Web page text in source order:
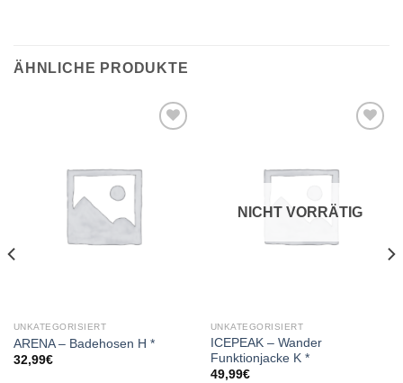
ÄHNLICHE PRODUKTE
UNKATEGORISIERT
ARENA – Badehosen H *
32,99€
NICHT VORRÄTIG
UNKATEGORISIERT
ICEPEAK – Wander
Funktionjacke K *
49,99€